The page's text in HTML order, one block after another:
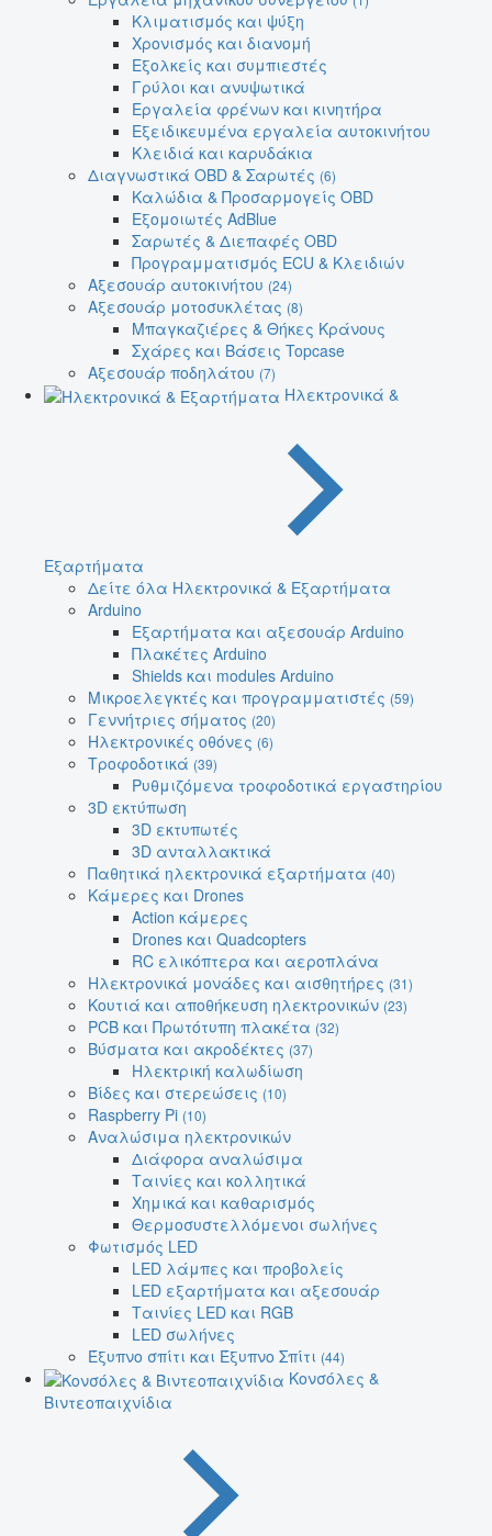
Κλιματισμός και ψύξη
Χρονισμός και διανομή
Εξολκείς και συμπιεστές
Γρύλοι και ανυψωτικά
Εργαλεία φρένων και κινητήρα
Εξειδικευμένα εργαλεία αυτοκινήτου
Κλειδιά και καρυδάκια
Διαγνωστικά OBD & Σαρωτές (6)
Καλώδια & Προσαρμογείς OBD
Εξομοιωτές AdBlue
Σαρωτές & Διεπαφές OBD
Προγραμματισμός ECU & Κλειδιών
Αξεσουάρ αυτοκινήτου (24)
Αξεσουάρ μοτοσυκλέτας (8)
Μπαγκαζιέρες & Θήκες Κράνους
Σχάρες και Βάσεις Topcase
Αξεσουάρ ποδηλάτου (7)
Ηλεκτρονικά &
Εξαρτήματα
Δείτε όλα Ηλεκτρονικά & Εξαρτήματα
Arduino
Εξαρτήματα και αξεσουάρ Arduino
Πλακέτες Arduino
Shields και modules Arduino
Μικροελεγκτές και προγραμματιστές (59)
Γεννήτριες σήματος (20)
Ηλεκτρονικές οθόνες (6)
Τροφοδοτικά (39)
Ρυθμιζόμενα τροφοδοτικά εργαστηρίου
3D εκτύπωση
3D εκτυπωτές
3D ανταλλακτικά
Παθητικά ηλεκτρονικά εξαρτήματα (40)
Κάμερες και Drones
Action κάμερες
Drones και Quadcopters
RC ελικόπτερα και αεροπλάνα
Ηλεκτρονικά μονάδες και αισθητήρες (31)
Κουτιά και αποθήκευση ηλεκτρονικών (23)
PCB και Πρωτότυπη πλακέτα (32)
Βύσματα και ακροδέκτες (37)
Ηλεκτρική καλωδίωση
Βίδες και στερεώσεις (10)
Raspberry Pi (10)
Αναλώσιμα ηλεκτρονικών
Διάφορα αναλώσιμα
Ταινίες και κολλητικά
Χημικά και καθαρισμός
Θερμοσυστελλόμενοι σωλήνες
Φωτισμός LED
LED λάμπες και προβολείς
LED εξαρτήματα και αξεσουάρ
Ταινίες LED και RGB
LED σωλήνες
Έξυπνο σπίτι και Έξυπνο Σπίτι (44)
Κονσόλες &
Βιντεοπαιχνίδια